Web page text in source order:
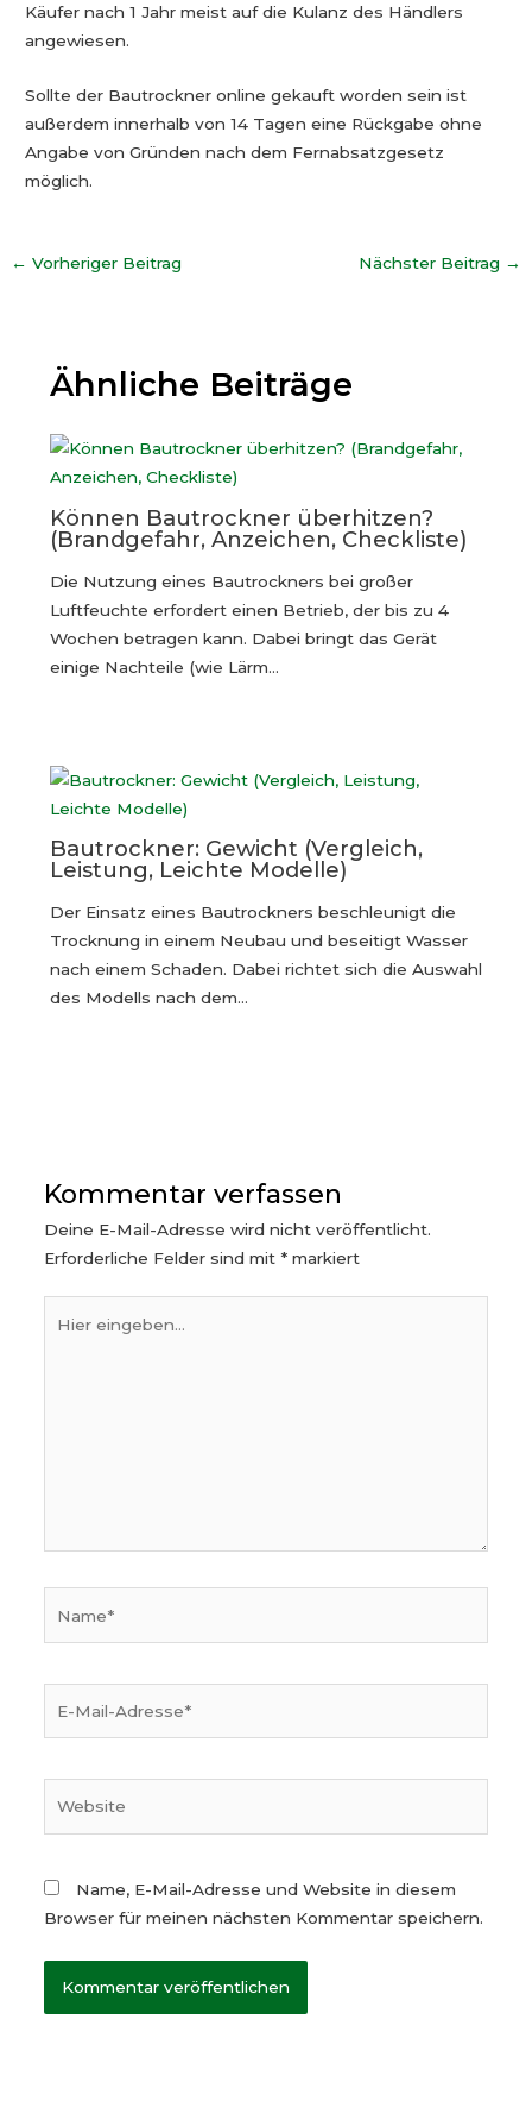
Käufer nach 1 Jahr meist auf die Kulanz des Händlers
angewiesen.
Sollte der Bautrockner online gekauft worden sein ist
außerdem innerhalb von 14 Tagen eine Rückgabe ohne
Angabe von Gründen nach dem Fernabsatzgesetz
möglich.
← Vorheriger Beitrag Nächster Beitrag →
Ähnliche Beiträge
Können Bautrockner überhitzen?
(Brandgefahr, Anzeichen, Checkliste)
Die Nutzung eines Bautrockners bei großer
Luftfeuchte erfordert einen Betrieb, der bis zu 4
Wochen betragen kann. Dabei bringt das Gerät
einige Nachteile (wie Lärm…
Bautrockner: Gewicht (Vergleich,
Leistung, Leichte Modelle)
Der Einsatz eines Bautrockners beschleunigt die
Trocknung in einem Neubau und beseitigt Wasser
nach einem Schaden. Dabei richtet sich die Auswahl
des Modells nach dem…
Kommentar verfassen
Deine E-Mail-Adresse wird nicht veröffentlicht.
Erforderliche Felder sind mit *markiert
eingeben…
Name, E-Mail-Adresse und Website in diesem
Browser für meinen nächsten Kommentar speichern.